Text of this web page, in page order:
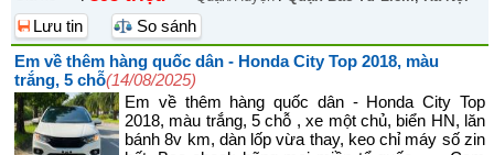
Lưu tin
So sánh
Em về thêm hàng quốc dân - Honda City Top 2018, màu
trắng, 5 chỗ(14/08/2025)
Em về thêm hàng quốc dân - Honda City Top
2018, màu trắng, 5 chỗ , xe một chủ, biển HN, lăn
bánh 8v km, dàn lốp vừa thay, keo chỉ máy số zin